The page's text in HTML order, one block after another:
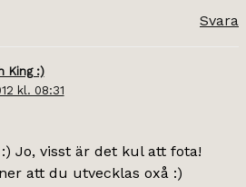
Svara
King :)
kl. 08:31
Jo, visst är det kul att fota!
att du utvecklas oxå :)